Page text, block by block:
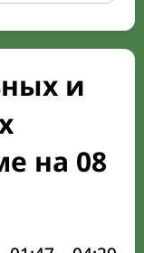
и
на 08